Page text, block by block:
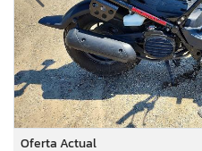
Oferta Actual